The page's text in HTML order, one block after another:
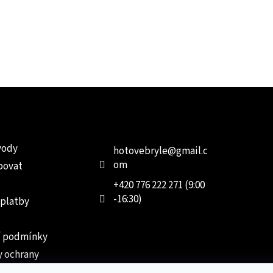
podmínky
ochrany
hotovebryle@gmail.c
om
+420 776 222 271 (9:00
-16:30)